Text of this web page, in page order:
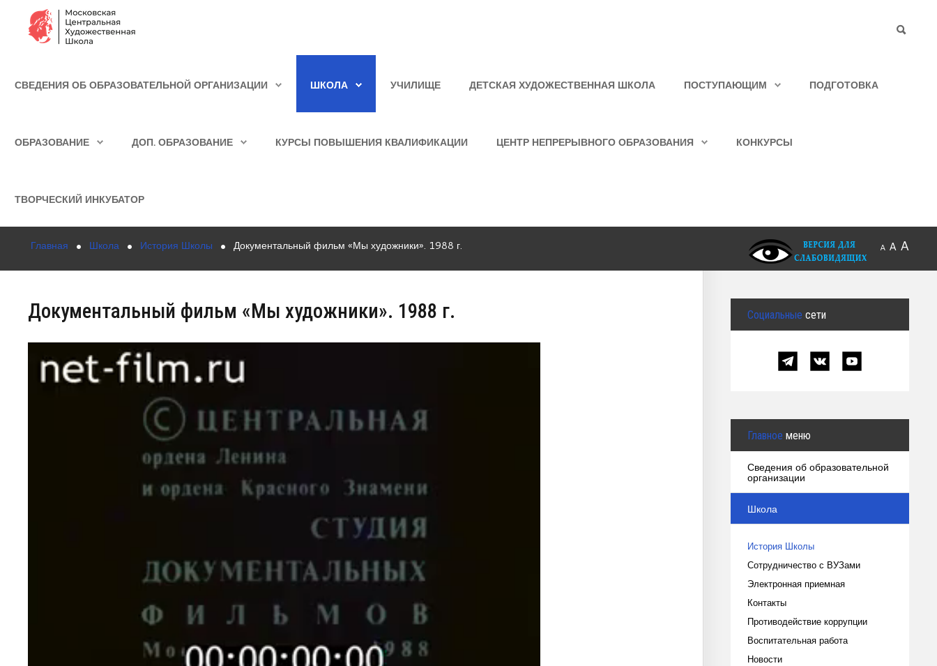
Образование
Курсы повышения квалификации
Центр непрерывного образования
Конкурсы
СВЕДЕНИЯ ОБ ОБРАЗОВАТЕЛЬНОЙ ОРГАНИЗАЦИИ ШКОЛА УЧИЛИЩЕ ДЕТСКАЯ ХУДОЖЕСТВЕННАЯ ШКОЛА ПОСТУПАЮЩИМ ПОДГОТОВКА
ОБРАЗОВАНИЕ ДОП. ОБРАЗОВАНИЕ КУРСЫ ПОВЫШЕНИЯ КВАЛИФИКАЦИИ ЦЕНТР НЕПРЕРЫВНОГО ОБРАЗОВАНИЯ КОНКУРСЫ
ТВОРЧЕСКИЙ ИНКУБАТОР
Главная Школа История Школы Документальный фильм «Мы художники». 1988 г. A A A
Документальный фильм «Мы художники». 1988 г. Социальные сети
Главное меню
Сведения об образовательной
организации
Школа
История Школы
Сотрудничество с ВУЗами
Электронная приемная
Контакты
Противодействие коррупции
Воспитательная работа
Новости